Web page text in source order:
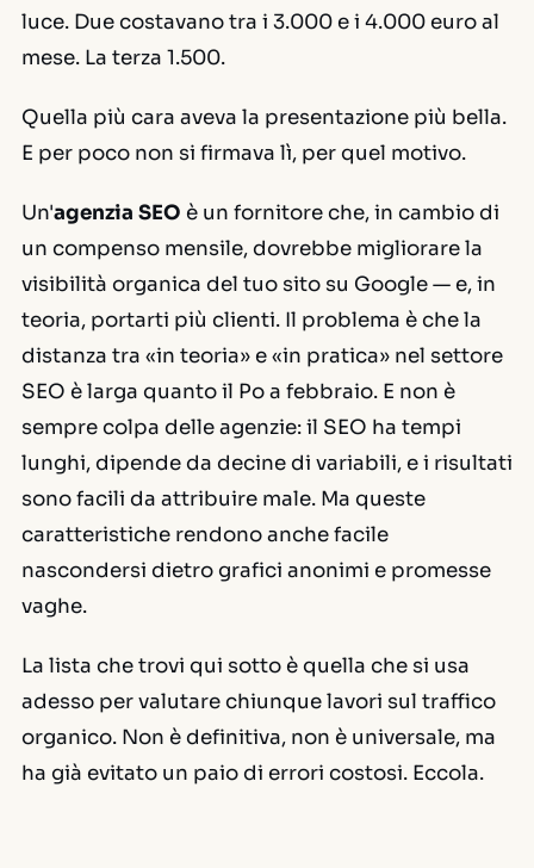
luce. Due costavano tra i 3.000 e i 4.000 euro al
mese. La terza 1.500.
Quella più cara aveva la presentazione più bella.
E per poco non si firmava lì, per quel motivo.
Un'agenzia SEO è un fornitore che, in cambio di
un compenso mensile, dovrebbe migliorare la
visibilità organica del tuo sito su Google — e, in
teoria, portarti più clienti. Il problema è che la
distanza tra «in teoria» e «in pratica» nel settore
SEO è larga quanto il Po a febbraio. E non è
sempre colpa delle agenzie: il SEO ha tempi
lunghi, dipende da decine di variabili, e i risultati
sono facili da attribuire male. Ma queste
caratteristiche rendono anche facile
nascondersi dietro grafici anonimi e promesse
vaghe.
La lista che trovi qui sotto è quella che si usa
adesso per valutare chiunque lavori sul traffico
organico. Non è definitiva, non è universale, ma
ha già evitato un paio di errori costosi. Eccola.